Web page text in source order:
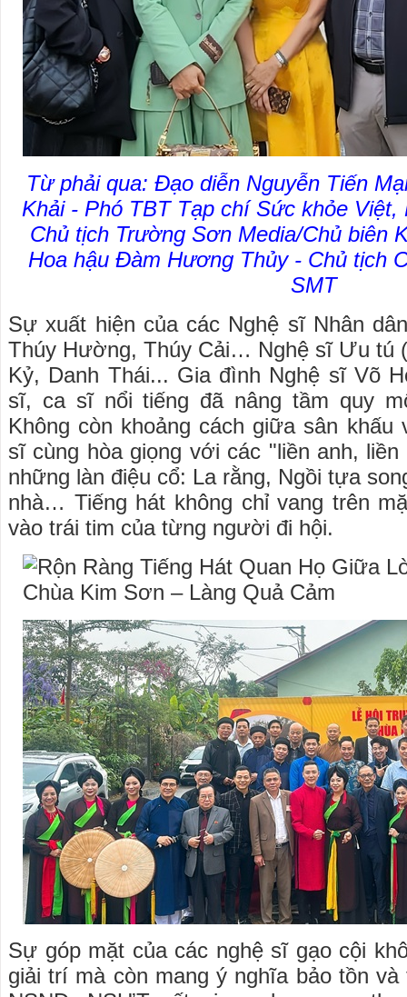
Từ phải qua: Đạo diễn Nguyễn Tiến
Khải - Phó TBT Tạp chí Sức khỏe Việt,
Chủ tịch Trường Sơn Media/Chủ biên
Hoa hậu Đàm Hương Thủy - Chủ tịch
SMT
Sự xuất hiện của các Nghệ sĩ Nhân
Thúy Hường, Thúy Cải… Nghệ sĩ Ưu tú
Kỷ, Danh Thái... Gia đình Nghệ sĩ Võ
sĩ, ca sĩ nổi tiếng đã nâng tầm quy
Không còn khoảng cách giữa sân khấu
sĩ cùng hòa giọng với các "liền anh,
những làn điệu cổ: La rằng, Ngồi tựa
nhà… Tiếng hát không chỉ vang trên
vào trái tim của từng người đi hội.
Sự góp mặt của các nghệ sĩ gạo cội
giải trí mà còn mang ý nghĩa bảo tồn